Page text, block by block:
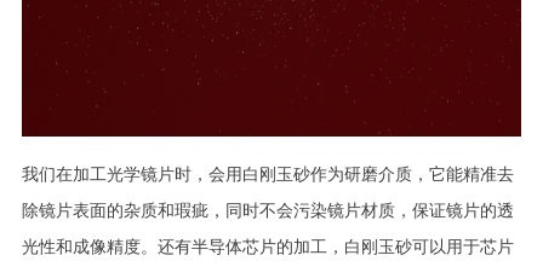
我们在加工光学镜片时，会用白刚玉砂作为研磨介质，它能精准去
除镜片表面的杂质和瑕疵，同时不会污染镜片材质，保证镜片的透
光性和成像精度。还有半导体芯片的加工，白刚玉砂可以用于芯片